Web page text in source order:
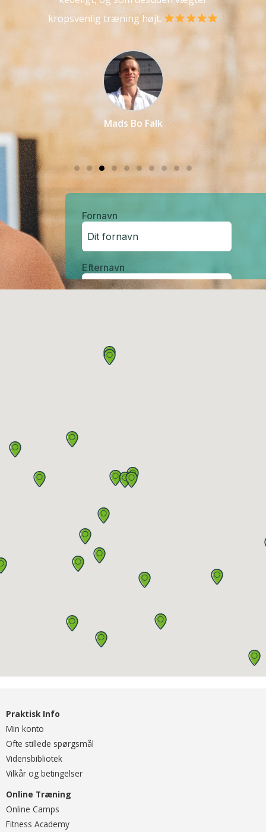
kropsvenlig træning højt.
Mads Bo Falk
Praktisk Info
Min konto
Ofte stillede spørgsmål
Vidensbibliotek
Vilkår og betingelser
Online Træning
Online Camps
Fitness Academy